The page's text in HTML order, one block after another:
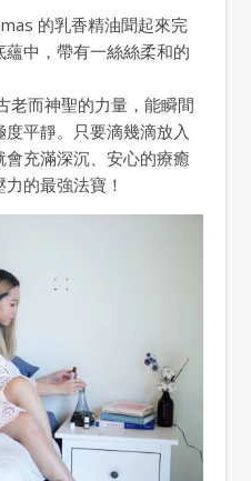
的乳香精油聞起來完
中，帶有一絲絲柔和的
老而神聖的力量，能瞬間
平靜。只要滴幾滴放入
充滿深沉、安心的療癒
的最強法寶！